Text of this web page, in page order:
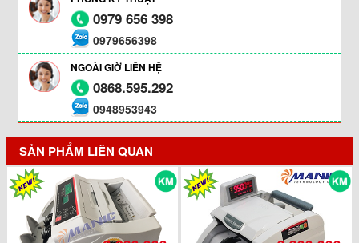
0979 656 398
0979656398
NGOÀI GIỜ LIÊN HỆ
0868.595.292
0948953943
SẢN PHẨM LIÊN QUAN